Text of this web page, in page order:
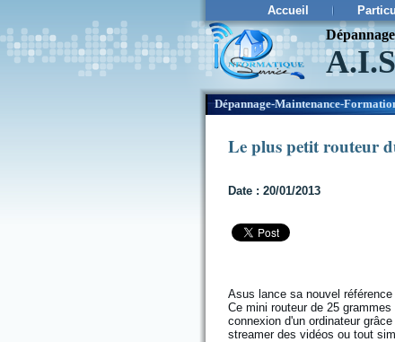
Accueil
¨ Dépannage-Maintenance-
Le plus petit routeur
Date : 20/01/2013
Asus lance sa nouvel
Ce mini routeur de 25
connexion d'un ordinateur
streamer des vidéos ou tout